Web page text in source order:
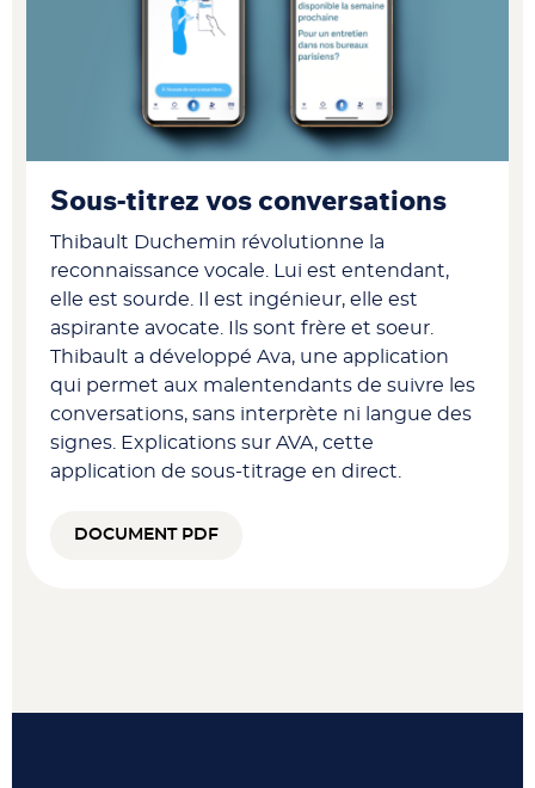
Sous-titrez vos conversations
Thibault Duchemin révolutionne la
reconnaissance vocale. Lui est entendant,
elle est sourde. Il est ingénieur, elle est
aspirante avocate. Ils sont frère et soeur.
Thibault a développé Ava, une application
qui permet aux malentendants de suivre les
conversations, sans interprète ni langue des
signes. Explications sur AVA, cette
application de sous-titrage en direct.
DOCUMENT PDF